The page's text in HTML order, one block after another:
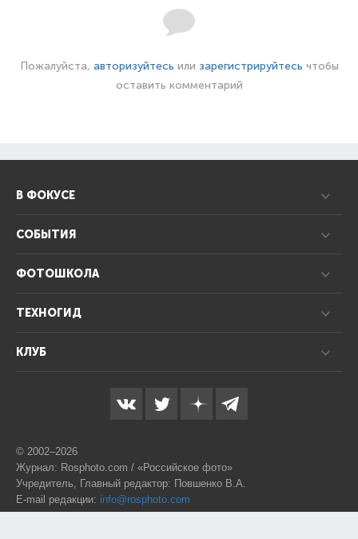
Пожалуйста, авторизуйтесь или зарегистрируйтесь чтобы
оставить комментарий
В ФОКУСЕ
СОБЫТИЯ
ФОТОШКОЛА
ТЕХНОГИД
КЛУБ
© 2002–2026
Журнал: Rosphoto.com / «Российское фото»
Учредитель, Главный редактор: Повшенко В.А.
E-mail редакции: info@rosphoto.com